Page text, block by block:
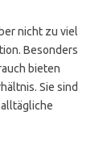
nicht zu viel
Besonders
bieten
Sie sind